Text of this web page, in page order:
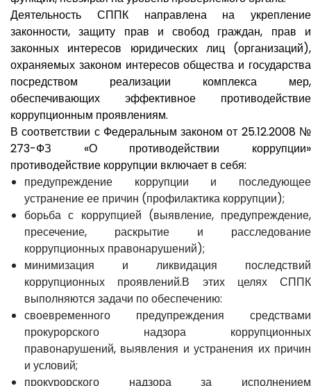
Деятельность СППК направлена на укрепление
законности, защиту прав и свобод граждан, прав и
законных интересов юридических лиц (организаций),
охраняемых законом интересов общества и государства
посредством реализации комплекса мер,
обеспечивающих эффективное противодействие
коррупционным проявлениям.
В соответствии с Федеральным законом от 25.12.2008 №
273-ФЗ «О противодействии коррупции»
противодействие коррупции включает в себя:
предупреждение коррупции и последующее
устранение ее причин (профилактика коррупции);
борьба с коррупцией (выявление, предупреждение,
пресечение, раскрытие и расследование
коррупционных правонарушений);
минимизация и ликвидация последствий
коррупционных проявлений.В этих целях СППК
выполняются задачи по обеспечению:
своевременного предупреждения средствами
прокурорского надзора коррупционных
правонарушений, выявления и устранения их причин
и условий;
прокурорского надзора за исполнением